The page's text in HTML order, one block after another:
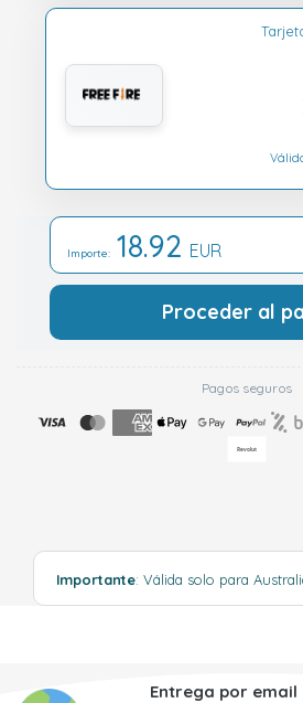
Importe: 18.92 EUR
Proceder al
Pagos seguros
Importante: Válida solo para
Entrega por email